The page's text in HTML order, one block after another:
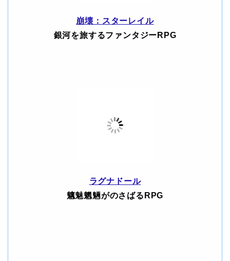
崩壊：スターレイル
銀河を旅するファンタジーRPG
ラグナドール
魑魅魍魎がのさばるRPG